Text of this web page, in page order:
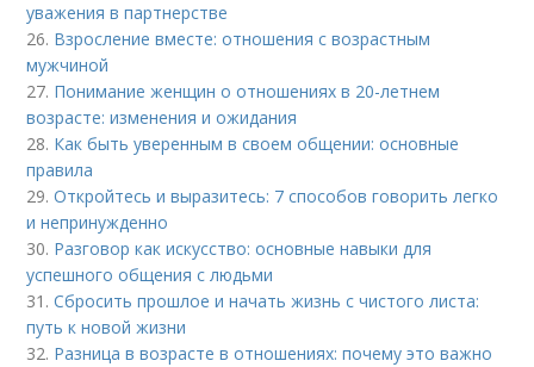
уважения в партнерстве
26. Взросление вместе: отношения с возрастным
мужчиной
27. Понимание женщин о отношениях в 20-летнем
возрасте: изменения и ожидания
28. Как быть уверенным в своем общении: основные
правила
29.Откройтесь и выразитесь: 7 способов говорить легко
и непринужденно
30. Разговор как искусство: основные навыки для
успешного общения с людьми
31.Сбросить прошлое и начать жизнь с чистого листа:
путь к новой жизни
32. Разница в возрасте в отношениях: почему это важно